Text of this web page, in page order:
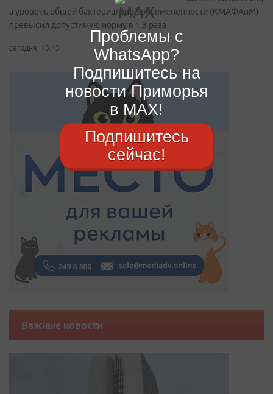
а уровень общей бактериальной обсемененности (КМАФАнМ)
превысил допустимую норму в 1,3 раза
сегодня, 13:43
Важные новости
Проблемы с
WhatsApp?
Подпишитесь на
новости Приморья
в MAX!
Подпишитесь
сейчас!